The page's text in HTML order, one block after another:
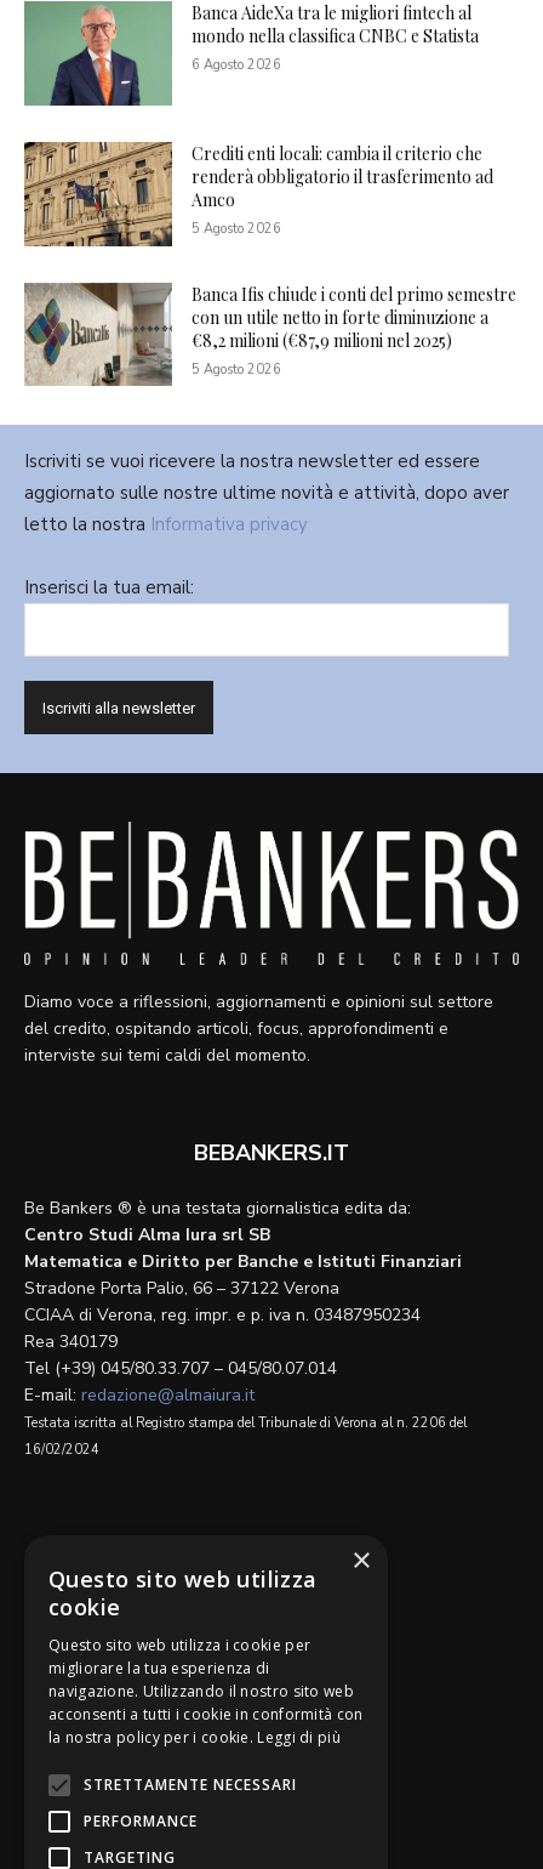
Banca AideXa tra le migliori fintech al
mondo nella classifica CNBC e Statista
6 Agosto 2026
Crediti enti locali: cambia il criterio che
renderà obbligatorio il trasferimento ad
Amco
5 Agosto 2026
Banca Ifis chiude i conti del primo semestre
con un utile netto in forte diminuzione a
€8,2 milioni (€87,9 milioni nel 2025)
5 Agosto 2026
Iscriviti se vuoi ricevere la nostra newsletter ed essere
aggiornato sulle nostre ultime novità e attività, dopo aver
letto la nostra Informativa privacy
Inserisci la tua email:
Diamo voce a riflessioni, aggiornamenti e opinioni sul settore
del credito, ospitando articoli, focus, approfondimenti e
interviste sui temi caldi del momento.
BEBANKERS.IT
Be Bankers ® è una testata giornalistica edita da:
Centro Studi Alma Iura srl SB
Matematica e Diritto per Banche e Istituti Finanziari
Stradone Porta Palio, 66 – 37122 Verona
CCIAA di Verona, reg. impr. e p. iva n. 03487950234
Rea 340179
Tel (+39) 045/80.33.707 – 045/80.07.014
E-mail: redazione@almaiura.it
Testata iscritta al Registro stampa del Tribunale di Verona al n. 2206 del
16/02/2024
Be Bankers è ideato da
×
Questo sito web utilizza
cookie
Questo sito web utilizza i cookie per
migliorare la tua esperienza di
navigazione. Utilizzando il nostro sito web
acconsenti a tutti i cookie in conformità con
la nostra policy per i cookie. Leggi di più
STRETTAMENTE NECESSARI
PERFORMANCE
TARGETING